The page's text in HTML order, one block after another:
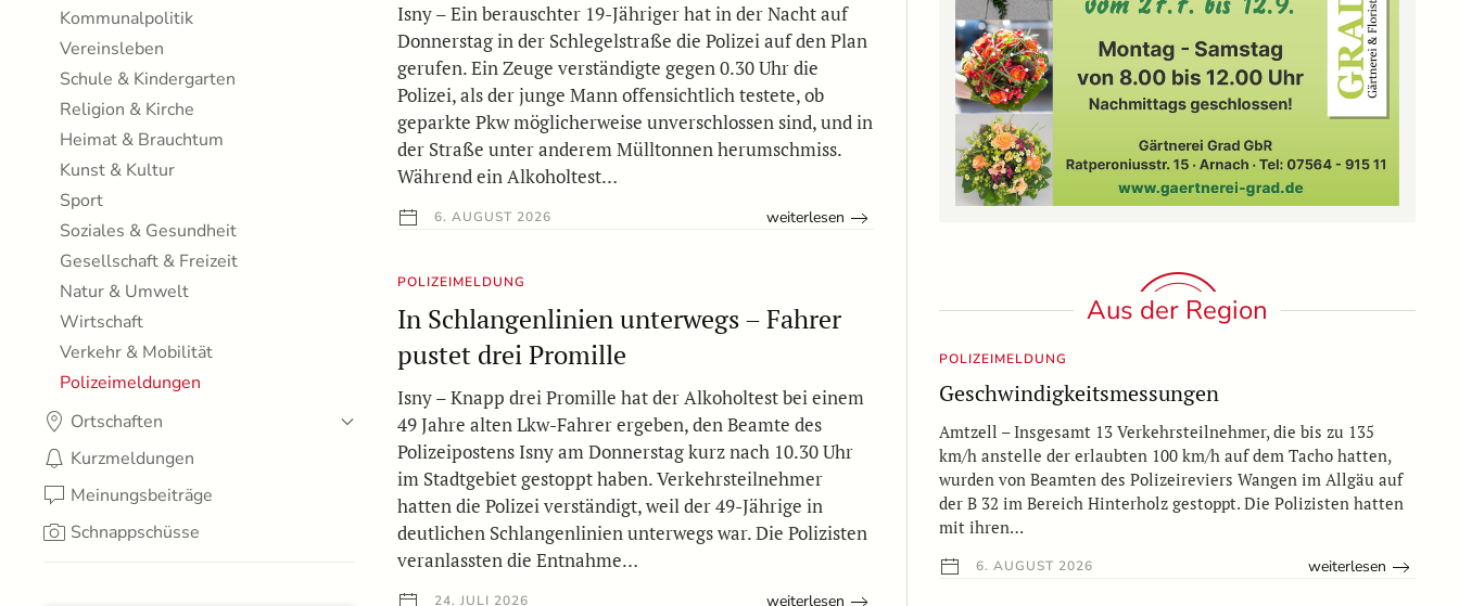
Kommunalpolitik
Vereinsleben
Schule & Kindergarten
Religion & Kirche
Heimat & Brauchtum
Kunst & Kultur
Sport
Soziales & Gesundheit
Gesellschaft & Freizeit
Natur & Umwelt
Wirtschaft
Verkehr & Mobilität
Polizeimeldungen
Ortschaften
Kurzmeldungen
Meinungsbeiträge
Schnappschüsse
Isny – Ein berauschter 19-Jähriger hat in der Nacht auf
Donnerstag in der Schlegelstraße die Polizei auf den Plan
gerufen. Ein Zeuge verständigte gegen 0.30 Uhr die
Polizei, als der junge Mann offensichtlich testete, ob
geparkte Pkw möglicherweise unverschlossen sind, und in
der Straße unter anderem Mülltonnen herumschmiss.
Während ein Alkoholtest…
6. AUGUST 2026 weiterlesen
POLIZEIMELDUNG
In Schlangenlinien unterwegs – Fahrer
pustet drei Promille
Isny – Knapp drei Promille hat der Alkoholtest bei einem
49 Jahre alten Lkw-Fahrer ergeben, den Beamte des
Polizeipostens Isny am Donnerstag kurz nach 10.30 Uhr
im Stadtgebiet gestoppt haben. Verkehrsteilnehmer
hatten die Polizei verständigt, weil der 49-Jährige in
deutlichen Schlangenlinien unterwegs war. Die Polizisten
veranlassten die Entnahme…
24. JULI 2026 weiterlesen
Aus der Region
POLIZEIMELDUNG
Geschwindigkeitsmessungen
Amtzell – Insgesamt 13 Verkehrsteilnehmer, die bis zu 135
km/h anstelle der erlaubten 100 km/h auf dem Tacho hatten,
wurden von Beamten des Polizeireviers Wangen im Allgäu auf
der B 32 im Bereich Hinterholz gestoppt. Die Polizisten hatten
mit ihren…
6. AUGUST 2026 weiterlesen